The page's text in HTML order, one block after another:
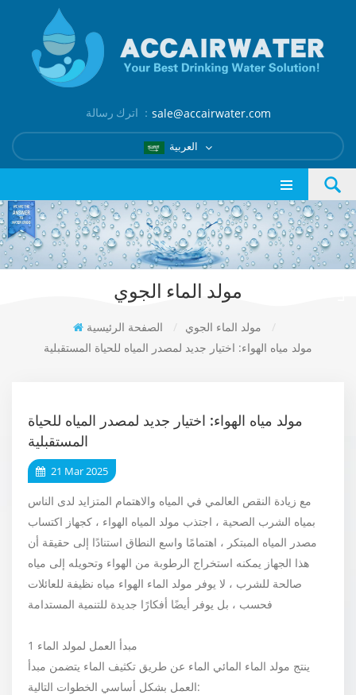
اترك رسالة ： sale@accairwater.com
مولد الماء الجوي
الصفحة الرئيسية / مولد الماء الجوي
/
مولد مياه الهواء: اختيار جديد لمصدر المياه للحياة المستقبلية
مولد مياه الهواء: اختيار جديد لمصدر المياه للحياة
المستقبلية
21 Mar 2025
مع زيادة النقص العالمي في المياه والاهتمام المتزايد لدى الناس
بمياه الشرب الصحية ، اجتذب مولد المياه الهواء ، كجهاز اكتساب
مصدر المياه المبتكر ، اهتمامًا واسع النطاق استنادًا إلى حقيقة أن
هذا الجهاز يمكنه استخراج الرطوبة من الهواء وتحويله إلى مياه
صالحة للشرب ، لا يوفر مولد الماء الهواء مياه نظيفة للعائلات
فحسب ، بل يوفر أيضًا أفكارًا جديدة للتنمية المستدامة
1 مبدأ العمل لمولد الماء
ينتج مولد الماء المائي الماء عن طريق تكثيف الماء يتضمن مبدأ
العمل بشكل أساسي الخطوات التالية: